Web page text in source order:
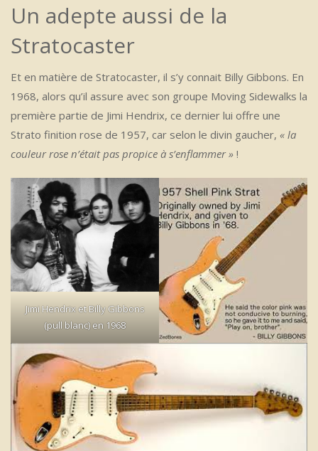
Un adepte aussi de la
Stratocaster
Et en matière de Stratocaster, il s’y connait Billy Gibbons. En
1968, alors qu’il assure avec son groupe Moving Sidewalks la
première partie de Jimi Hendrix, ce dernier lui offre une
Strato finition rose de 1957, car selon le divin gaucher, « la
couleur rose n’était pas propice à s’enflammer » !
Jimi Hendrix et Billy Gibbons
(pull blanc) en 1968